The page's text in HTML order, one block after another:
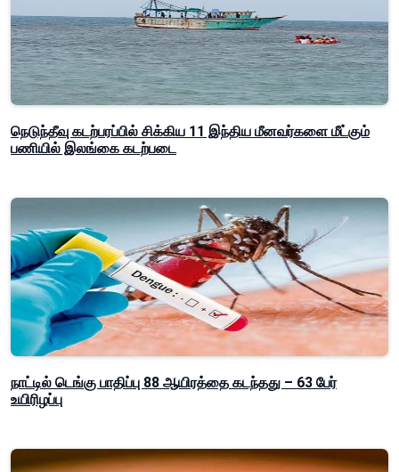
நெடுந்தீவு கடற்பரப்பில் சிக்கிய 11 இந்திய மீனவர்களை மீட்கும்
பணியில் இலங்கை கடற்படை
நாட்டில் டெங்கு பாதிப்பு 88 ஆயிரத்தை கடந்தது – 63 பேர்
உயிரிழப்பு